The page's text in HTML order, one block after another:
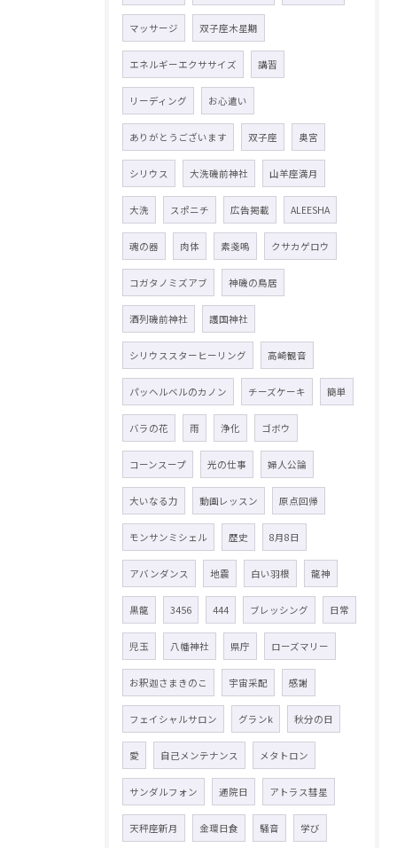
マッサージ 双子座木星期
エネルギーエクササイズ 講習
リーディング お心遣い
ありがとうございます 双子座 奥宮
シリウス 大洗磯前神社 山羊座満月
大洗 スポニチ 広告掲載 ALEESHA
魂の器 肉体 素戔嗚 クサカゲロウ
コガタノミズアブ 神磯の鳥居
酒列磯前神社 護国神社
シリウススターヒーリング 高崎観音
パッヘルベルのカノン チーズケーキ 簡単
バラの花 雨 浄化 ゴボウ
コーンスープ 光の仕事 婦人公論
大いなる力 動画レッスン 原点回帰
モンサンミシェル 歴史 8月8日
アバンダンス 地震 白い羽根 龍神
黒龍 3456 444 ブレッシング 日常
児玉 八幡神社 県庁 ローズマリー
お釈迦さまきのこ 宇宙采配 感謝
フェイシャルサロン グランk 秋分の日
愛 自己メンテナンス メタトロン
サンダルフォン 通院日 アトラス彗星
天秤座新月 金環日食 騒音 学び